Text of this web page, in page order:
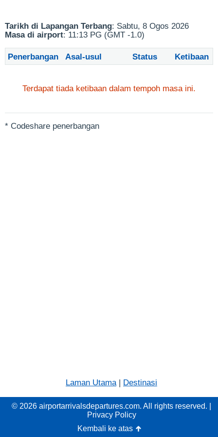
Tarikh di Lapangan Terbang: Sabtu, 8 Ogos 2026
Masa di airport: 11:13 PG (GMT -1.0)
Penerbangan Asal-usul Status Ketibaan
Terdapat tiada ketibaan dalam tempoh masa ini.
* Codeshare penerbangan
Laman Utama| Destinasi
© 2026 airportarrivalsdepartures.com. All rights reserved. |
Privacy Policy
Kembali ke atas